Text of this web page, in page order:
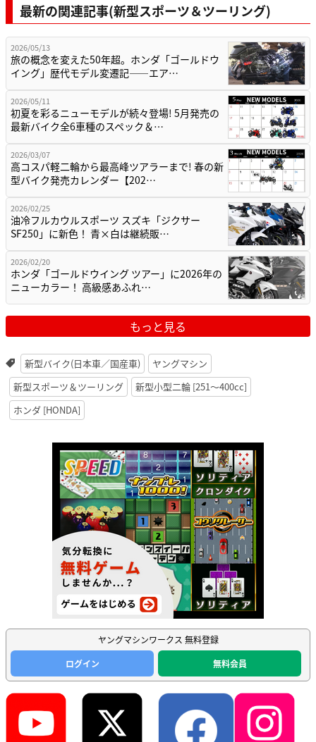
最新の関連記事(新型スポーツ＆ツーリング)
2026/05/13
旅の概念を変えた50年超。ホンダ「ゴールドウ
イング」歴代モデル変遷記——エア…
2026/05/11
初夏を彩るニューモデルが続々登場! 5月発売の
最新バイク全6車種のスペック＆…
2026/03/07
高コスパ軽二輪から最高峰ツアラーまで! 春の新
型バイク発売カレンダー【202…
2026/02/25
油冷フルカウルスポーツ スズキ「ジクサー
SF250」に新色！ 青×白は継続販…
2026/02/20
ホンダ「ゴールドウイング ツアー」に2026年の
ニューカラー！ 高級感あふれ…
もっと見る
新型バイク(日本車／国産車)
ヤングマシン
新型スポーツ＆ツーリング
新型小型二輪 [251〜400cc]
ホンダ [HONDA]
ヤングマシンワークス 無料登録
ログイン
無料会員